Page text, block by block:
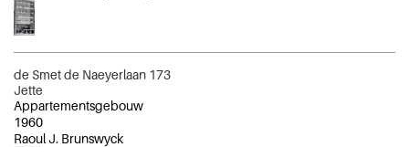
de Smet de Naeyerlaan 173
Jette
Appartementsgebouw
1960
Raoul J. Brunswyck